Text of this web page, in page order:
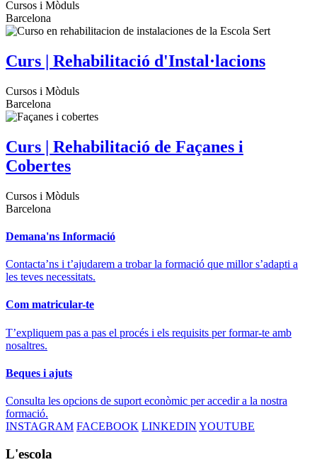
Cursos i Mòduls
Barcelona
Curs | Rehabilitació d'Instal·lacions
Cursos i Mòduls
Barcelona
Curs | Rehabilitació de Façanes i
Cobertes
Cursos i Mòduls
Barcelona
Demana'ns Informació
Contacta’ns i t’ajudarem a trobar la formació que millor s’adapti a
les teves necessitats.
Com matricular-te
T’expliquem pas a pas el procés i els requisits per formar-te amb
nosaltres.
Beques i ajuts
Consulta les opcions de suport econòmic per accedir a la nostra
formació.
INSTAGRAM FACEBOOK LINKEDIN YOUTUBE
L'escola